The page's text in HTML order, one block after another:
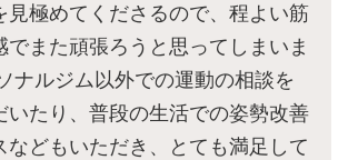
見極めてくださるので、程よい筋
でまた頑張ろうと思ってしまいま
ナルジム以外での運動の相談を
いたり、普段の生活での姿勢改善
などもいただき、とても満足して